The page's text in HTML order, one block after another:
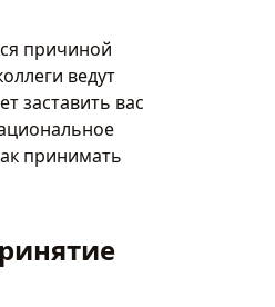
причиной
ведут
заставить вас
принимать